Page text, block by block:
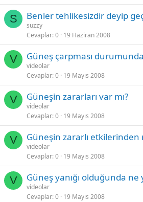
S Benler tehlikesizdir deyip
suzzy
Cevaplar 0 19 Haziran 2008
V Güneş çarpması
videolar
Cevaplar 0 19 Mayıs 2008
V Güneşin zararları var mı?
videolar
Cevaplar 0 19 Mayıs 2008
V Güneşin zararlı etkilerinden
videolar
Cevaplar 0 19 Mayıs 2008
V Güneş yanığı olduğunda
videolar
Cevaplar 0 19 Mayıs 2008